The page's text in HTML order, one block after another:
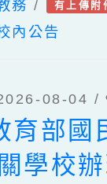
、「
輔導
。。
務 / 有上傳附
內公告
2026-08-04 /
育部國
學校